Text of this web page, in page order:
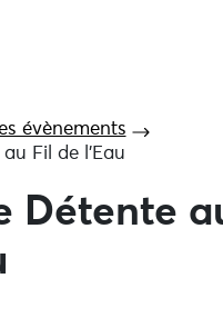
évènements
Fil de l’Eau
Détente